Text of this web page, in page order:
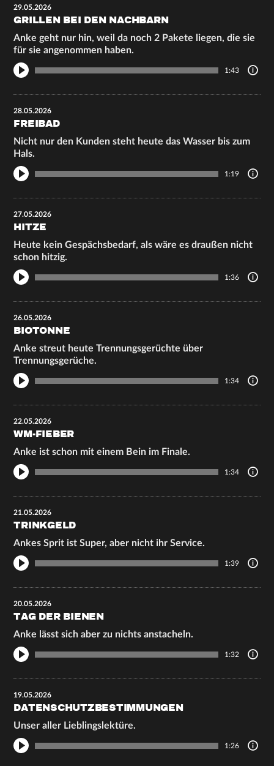
29.05.2026
GRILLEN BEI DEN NACHBARN
Anke geht nur hin, weil da noch 2 Pakete liegen, die sie
für sie angenommen haben.
1:43
28.05.2026
FREIBAD
Nicht nur den Kunden steht heute das Wasser bis zum
Hals.
1:19
27.05.2026
HITZE
Heute kein Gespächsbedarf, als wäre es draußen nicht
schon hitzig.
1:36
26.05.2026
BIOTONNE
Anke streut heute Trennungsgerüchte über
Trennungsgerüche.
1:34
22.05.2026
WM-FIEBER
Anke ist schon mit einem Bein im Finale.
1:34
21.05.2026
TRINKGELD
Ankes Sprit ist Super, aber nicht ihr Service.
1:39
20.05.2026
TAG DER BIENEN
Anke lässt sich aber zu nichts anstacheln.
1:32
19.05.2026
DATENSCHUTZBESTIMMUNGEN
Unser aller Lieblingslektüre.
1:26